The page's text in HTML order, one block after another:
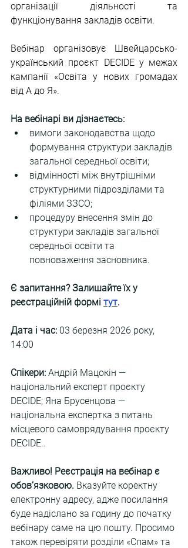
організації діяльності та
функціонування закладів освіти.
Вебінар організовує Швейцарсько-
український проєкт DECIDE у межах
кампанії «Освіта у нових громадах
від А до Я».
На вебінарі ви дізнаєтесь:
вимоги законодавства щодо
формування структури закладів
загальної середньої освіти;
відмінності між внутрішніми
структурними підрозділами та
філіями ЗЗСО;
процедуру внесення змін до
структури закладів загальної
середньої освіти та
повноваження засновника.
Є запитання? Залишайте їх у
реєстраційній формі тут.
Дата і час: 03 березня 2026 року,
14:00
Спікери: Андрій Мацокін —
національний експерт проєкту
DECIDE; Яна Брусенцова —
національна експертка з питань
місцевого самоврядування проєкту
DECIDE..
Важливо! Реєстрація на вебінар є
обов’язковою. Вказуйте коректну
електронну адресу, адже посилання
буде надіслано за годину до початку
вебінару саме на цю пошту. Просимо
також перевіряти розділи «Спам» та